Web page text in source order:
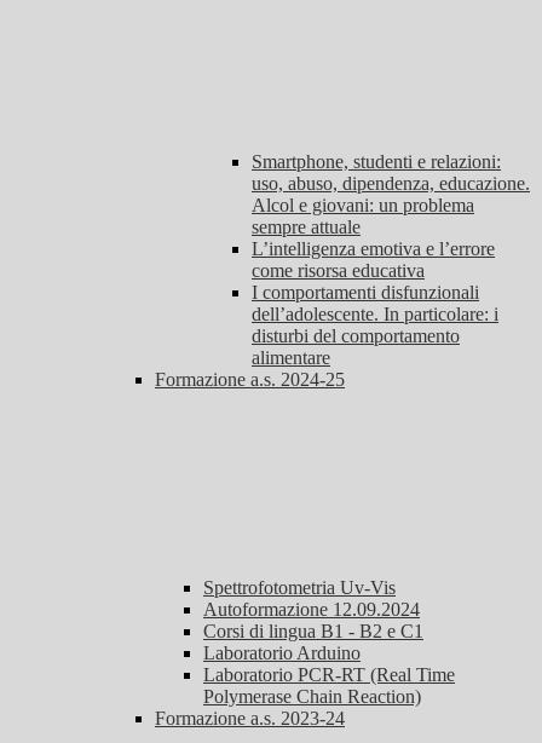
Smartphone, studenti e relazioni:
uso, abuso, dipendenza, educazione.
Alcol e giovani: un problema
sempre attuale
L’intelligenza emotiva e l’errore
come risorsa educativa
I comportamenti disfunzionali
dell’adolescente. In particolare: i
disturbi del comportamento
alimentare
Formazione a.s. 2024-25
Spettrofotometria Uv-Vis
Autoformazione 12.09.2024
Corsi di lingua B1 - B2 e C1
Laboratorio Arduino
Laboratorio PCR-RT (Real Time
Polymerase Chain Reaction)
Formazione a.s. 2023-24